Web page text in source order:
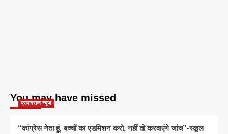
You may have missed
प्रयागराज न्यूज़
“कांग्रेस नेता हूं, बच्चों का एडमिशन करो, नहीं तो करवाएंगे जांच”-स्कूल